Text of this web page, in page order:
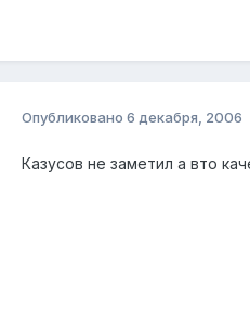
Опубликовано 6 декабря, 2006
Казусов не заметил а вто